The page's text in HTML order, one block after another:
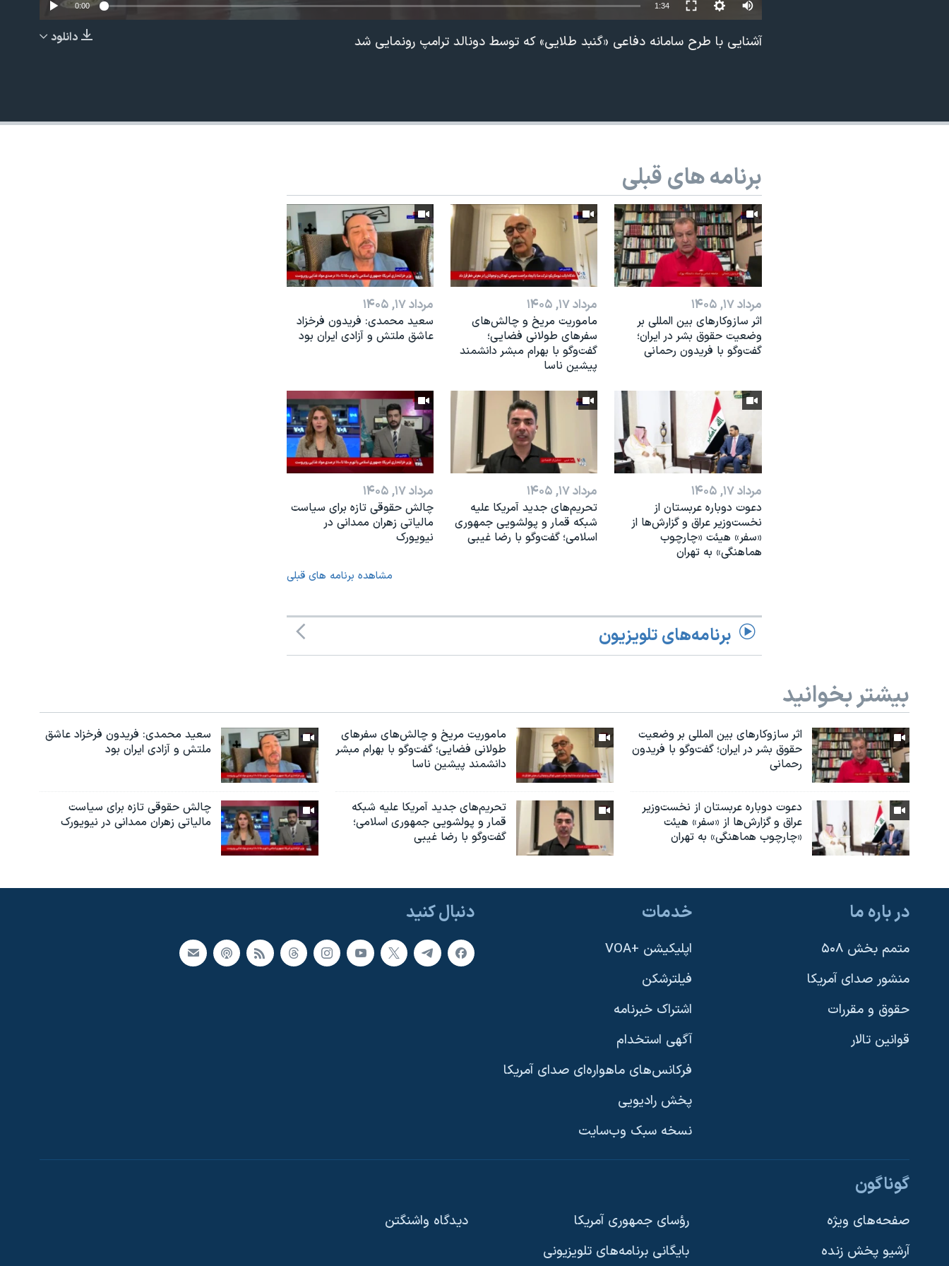
دنبال کنید
زبانهای مختلف
EMBED
Auto
240p
360p
720p
1080p
0:00 1:34
دانلود آشنایی با طرح سامانه دفاعی «گنبد طلایی» که توسط دونالد ترامپ رونمایی شد
برنامه های قبلی
مرداد ۱۷, ۱۴۰۵
اثر ساز‌و‌کارهای بین المللی بر
وضعیت حقوق بشر در ایران؛
گفت‌وگو با فریدون رحمانی
مرداد ۱۷, ۱۴۰۵
ماموریت مریخ و چالش‌های
سفرهای طولانی فضایی؛
گفت‌وگو با بهرام مبشر دانشمند
پیشین ناسا
مرداد ۱۷, ۱۴۰۵
سعید محمدی: فریدون فرخزاد
عاشق ملتش و آزادی ایران بود
مرداد ۱۷, ۱۴۰۵
دعوت دوباره عربستان از
نخست‌وزیر عراق و گزارش‌ها از
«سفر» هیئت «چارچوب
هماهنگی» به تهران
مرداد ۱۷, ۱۴۰۵
تحریم‌های جدید آمریکا علیه
شبکه قمار و پولشویی جمهوری
اسلامی؛ گفت‌وگو با رضا غیبی
مرداد ۱۷, ۱۴۰۵
چالش حقوقی تازه برای سیاست
مالیاتی زهران ممدانی در
نیویورک
مشاهده برنامه های قبلی
برنامه‌های تلویزیون
بیشتر بخوانید
اثر ساز‌و‌کارهای بین المللی بر وضعیت
حقوق بشر در ایران؛ گفت‌وگو با فریدون
رحمانی
ماموریت مریخ و چالش‌های سفرهای
طولانی فضایی؛ گفت‌وگو با بهرام مبشر
دانشمند پیشین ناسا
سعید محمدی: فریدون فرخزاد عاشق
ملتش و آزادی ایران بود
دعوت دوباره عربستان از نخست‌وزیر
عراق و گزارش‌ها از «سفر» هیئت
«چارچوب هماهنگی» به تهران
تحریم‌های جدید آمریکا علیه شبکه
قمار و پولشویی جمهوری اسلامی؛
گفت‌وگو با رضا غیبی
چالش حقوقی تازه برای سیاست
مالیاتی زهران ممدانی در نیویورک
دنبال کنید در باره ما
متمم بخش ۵۰۸
منشور صدای آمریکا
حقوق و مقررات
قوانین تالار
خدمات
اپلیکیشن +VOA
فیلترشکن
اشتراک خبرنامه
آگهی استخدام
فرکانس‌های ماهواره‌ای صدای آمریکا
پخش رادیویی
نسخه سبک وب‌سایت
گوناگون
صفحه‌های ویژه
آرشیو پخش زنده
رؤسای جمهوری آمریکا
بایگانی برنامه‌های تلویزیونی
دیدگاه‌ واشنگتن